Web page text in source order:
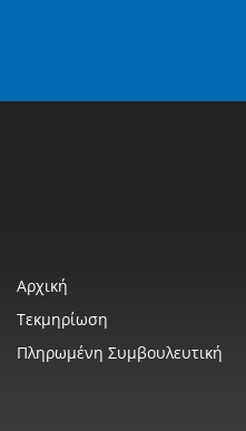
Αρχική
Τεκμηρίωση
Πληρωμένη Συμβουλευτική